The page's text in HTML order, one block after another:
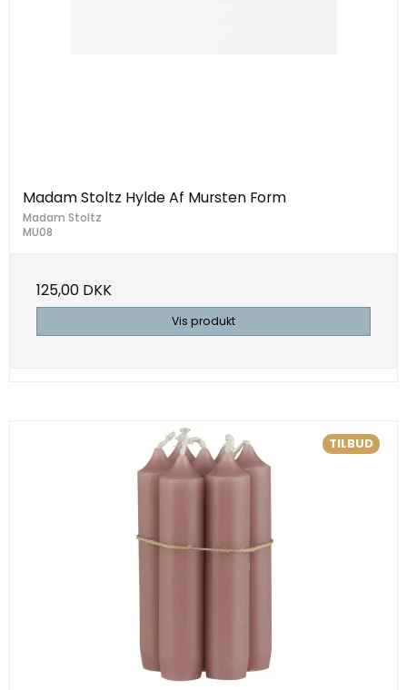
Madam Stoltz Hylde Af Mursten Form
Madam Stoltz
MU08
125,00 DKK
Vis produkt
TILBUD